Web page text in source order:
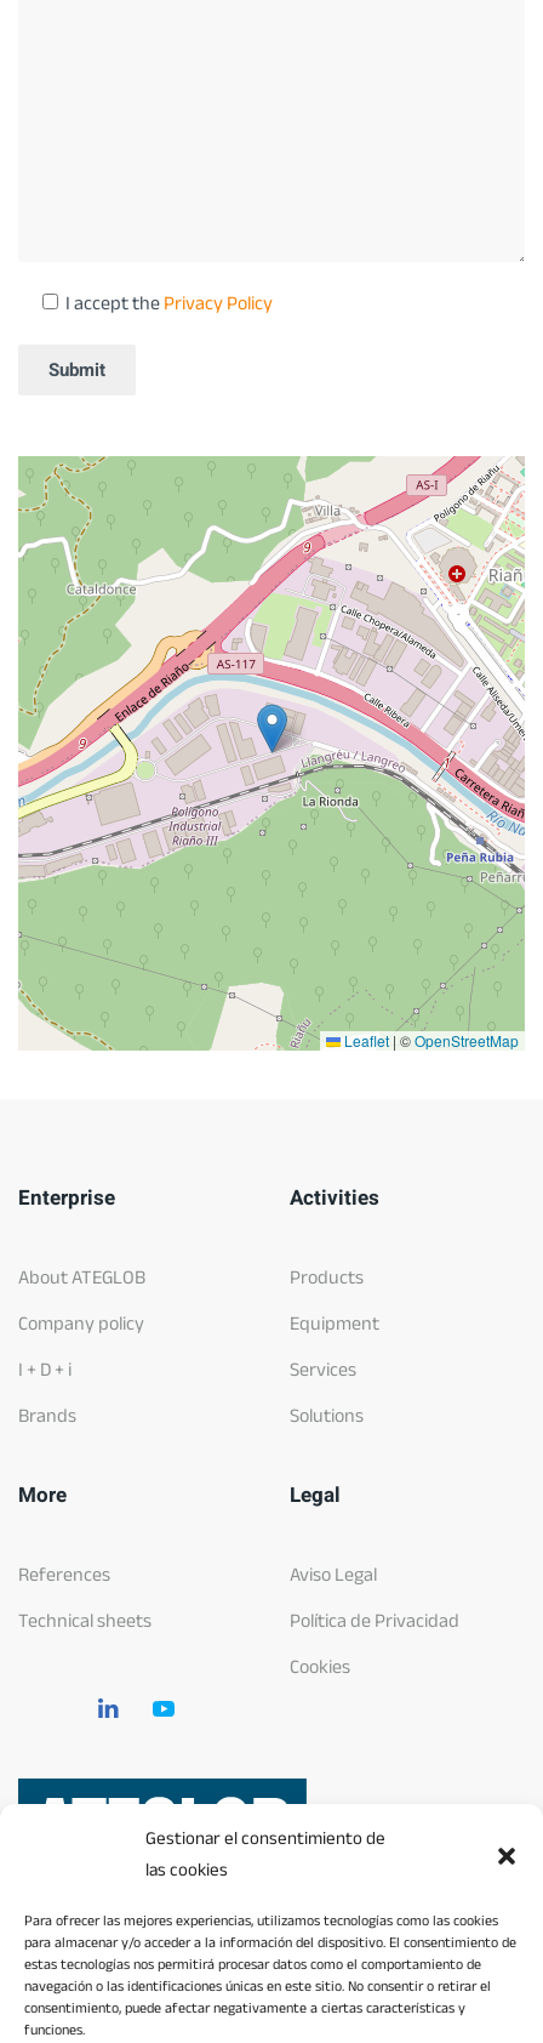
Gestionar el consentimiento de
las cookies
Para ofrecer las mejores experiencias, utilizamos tecnologías como las cookies
para almacenar y/o acceder a la información del dispositivo. El consentimiento de
estas tecnologías nos permitirá procesar datos como el comportamiento de
navegación o las identificaciones únicas en este sitio. No consentir o retirar el
consentimiento, puede afectar negativamente a ciertas características y
funciones.
I accept the Privacy Policy
Leaflet | ©OpenStreetMap
Enterprise
About ATEGLOB
Company policy
I + D + i
Brands
Activities
Products
Equipment
Services
Solutions
More
References
Technical sheets
Legal
Aviso Legal
Política de Privacidad
Cookies
México and Dominican Republic
©2026Ateglob. All rights reserved.